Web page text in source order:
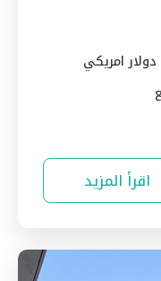
اقرأ المزيد